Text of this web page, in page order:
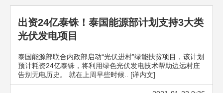
出资24亿泰铢！泰国能源部计划支持3大类
光伏发电项目
泰国能源部联合内政部启动“光伏进村”绿能扶贫项目，该计划
预计耗资24亿泰铢，将利用绿色光伏发电技术帮助边远村庄
告别无电历史。 就在上周早些时候.. [详内文]